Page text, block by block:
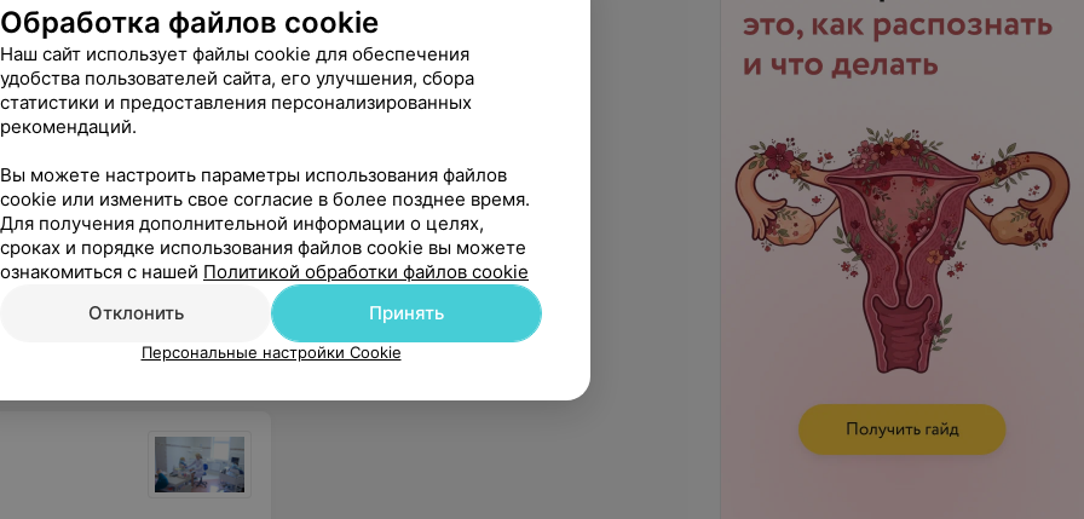
внимательного человека, отлично знающего своё дело.Теперь точно знаю, где работает Мой Врач! Большое спасибо Еще
Доктор Юлия, но к сожалению теперь она не работает там Еще
Обработка файлов cookie
Наш сайт использует файлы cookie для обеспечения
удобства пользователей сайта, его улучшения, сбора
статистики и предоставления персонализированных
рекомендаций.
Вы можете настроить параметры использования файлов
cookie или изменить свое согласие в более позднее время.
Для получения дополнительной информации о целях,
сроках и порядке использования файлов cookie вы можете
ознакомиться с нашей Политикой обработки файлов cookie
Отклонить
Принять
Персональные настройки Cookie